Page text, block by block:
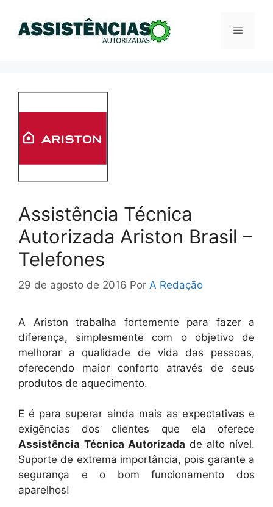
Menu
Assistência Técnica
Autorizada Ariston Brasil –
Telefones
29 de agosto de 2016 Por A Redação
A Ariston trabalha fortemente para fazer a
diferença, simplesmente com o objetivo de
melhorar a qualidade de vida das pessoas,
oferecendo maior conforto através de seus
produtos de aquecimento.
E é para superar ainda mais as expectativas e
exigências dos clientes que ela oferece
Assistência Técnica Autorizada de alto nível.
Suporte de extrema importância, pois garante a
segurança e o bom funcionamento dos
aparelhos!